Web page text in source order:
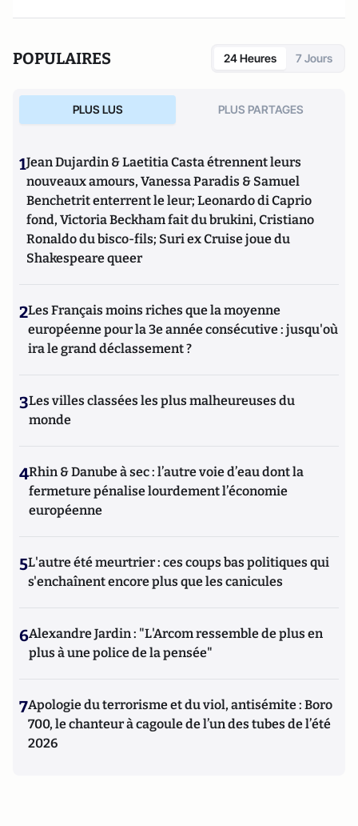
POPULAIRES 24 Heures 7 Jours
PLUS LUS PLUS PARTAGES
1Jean Dujardin & Laetitia Casta étrennent leurs
nouveaux amours, Vanessa Paradis & Samuel
Benchetrit enterrent le leur; Leonardo di Caprio
fond, Victoria Beckham fait du brukini, Cristiano
Ronaldo du bisco-fils; Suri ex Cruise joue du
Shakespeare queer
2Les Français moins riches que la moyenne
européenne pour la 3e année consécutive : jusqu'où
ira le grand déclassement ?
3Les villes classées les plus malheureuses du
monde
4Rhin & Danube à sec : l’autre voie d’eau dont la
fermeture pénalise lourdement l’économie
européenne
5L'autre été meurtrier : ces coups bas politiques qui
s'enchaînent encore plus que les canicules
6Alexandre Jardin : "L'Arcom ressemble de plus en
plus à une police de la pensée"
7Apologie du terrorisme et du viol, antisémite : Boro
700, le chanteur à cagoule de l’un des tubes de l’été
2026